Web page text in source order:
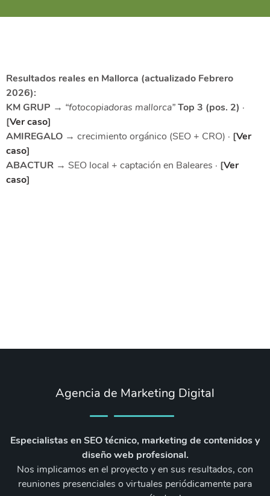
Resultados reales en Mallorca (actualizado Febrero
2026):
KM GRUP → “fotocopiadoras mallorca”Top 3 (pos. 2) ·
[Ver caso]
AMIREGALO → crecimiento orgánico (SEO + CRO) · [Ver
caso]
ABACTUR → SEO local + captación en Baleares · [Ver
caso]
Agencia de Marketing Digital
Especialistas en SEO técnico, marketing de contenidos y
diseño web profesional.
Nos implicamos en el proyecto y en sus resultados, con
reuniones presenciales o virtuales periódicamente para